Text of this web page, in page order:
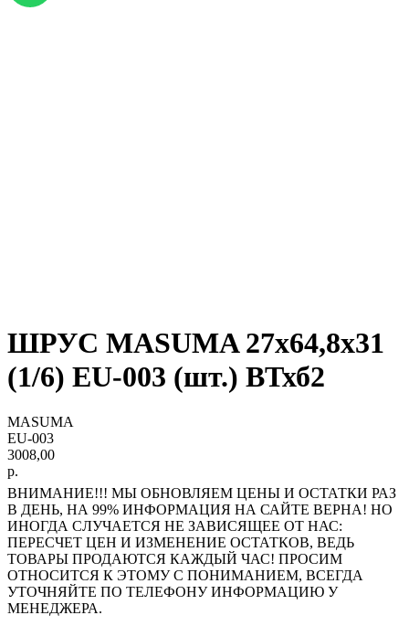
ШРУС MASUMA 27х64,8х31
(1/6) EU-003 (шт.) ВТхб2
MASUMA
EU-003
3008,00
р.
ВНИМАНИЕ!!! МЫ ОБНОВЛЯЕМ ЦЕНЫ И ОСТАТКИ РАЗ
В ДЕНЬ, НА 99% ИНФОРМАЦИЯ НА САЙТЕ ВЕРНА! НО
ИНОГДА СЛУЧАЕТСЯ НЕ ЗАВИСЯЩЕЕ ОТ НАС:
ПЕРЕСЧЕТ ЦЕН И ИЗМЕНЕНИЕ ОСТАТКОВ, ВЕДЬ
ТОВАРЫ ПРОДАЮТСЯ КАЖДЫЙ ЧАС! ПРОСИМ
ОТНОСИТСЯ К ЭТОМУ С ПОНИМАНИЕМ, ВСЕГДА
УТОЧНЯЙТЕ ПО ТЕЛЕФОНУ ИНФОРМАЦИЮ У
МЕНЕДЖЕРА.